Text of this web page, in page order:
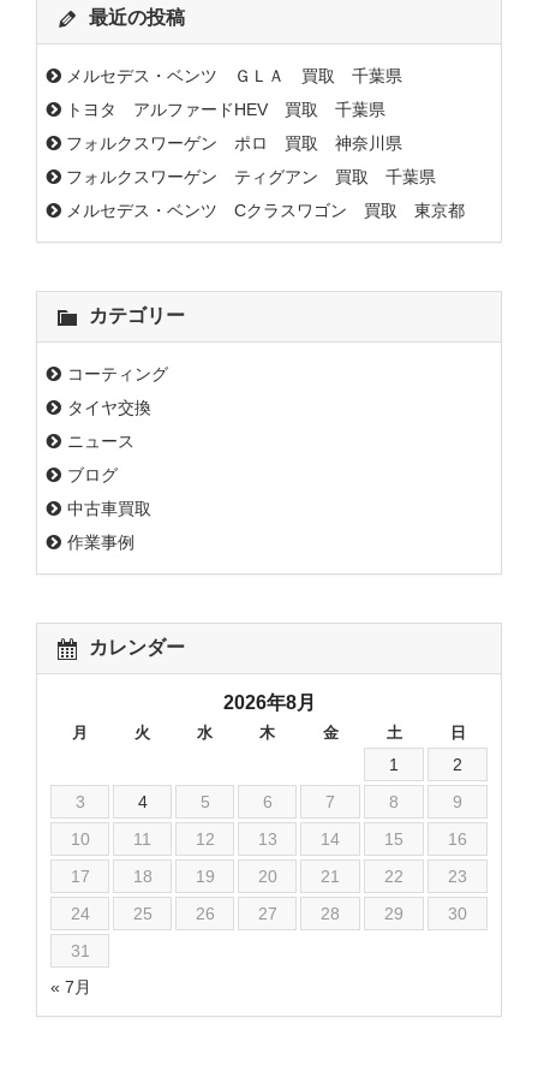
最近の投稿
メルセデス・ベンツ ＧＬＡ 買取 千葉県
トヨタ アルファードHEV 買取 千葉県
フォルクスワーゲン ポロ 買取 神奈川県
フォルクスワーゲン ティグアン 買取 千葉県
メルセデス・ベンツ Cクラスワゴン 買取 東京都
カテゴリー
コーティング
タイヤ交換
ニュース
ブログ
中古車買取
作業事例
カレンダー
2026年8月
月 火 水 木 金 土 日
« 7月
1
2
3
4 5 6 7 8
9
10
11 12 13 14 15
16
17
18 19 20 21 22
23
24
25 26 27 28 29
30
31